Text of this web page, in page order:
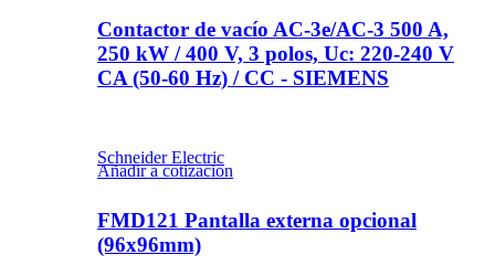
Contactor de vacío AC-3e/AC-3 500 A,
250 kW / 400 V, 3 polos, Uc: 220-240 V
CA (50-60 Hz) / CC - SIEMENS
Schneider Electric
Añadir a cotizacion
FMD121 Pantalla externa opcional
(96x96mm)